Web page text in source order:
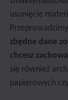
usunięcie
zbędne dane
chcesz
się również
papierowych